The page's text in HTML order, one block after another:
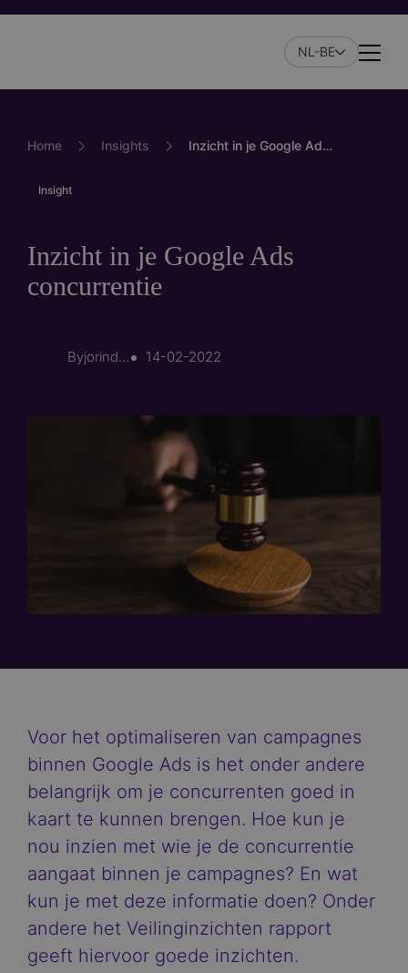
Skip
NL-BE
Home Insights Inzicht in je Google Ads concurrentie
Insight
Inzicht in je Google Ads
concurrentie
By jorinda.de.klerk 14-02-2022
Voor het optimaliseren van campagnes
binnen Google Ads is het onder andere
belangrijk om je concurrenten goed in
kaart te kunnen brengen. Hoe kun je
nou inzien met wie je de concurrentie
aangaat binnen je campagnes? En wat
kun je met deze informatie doen? Onder
andere het Veilinginzichten rapport
geeft hiervoor goede inzichten.